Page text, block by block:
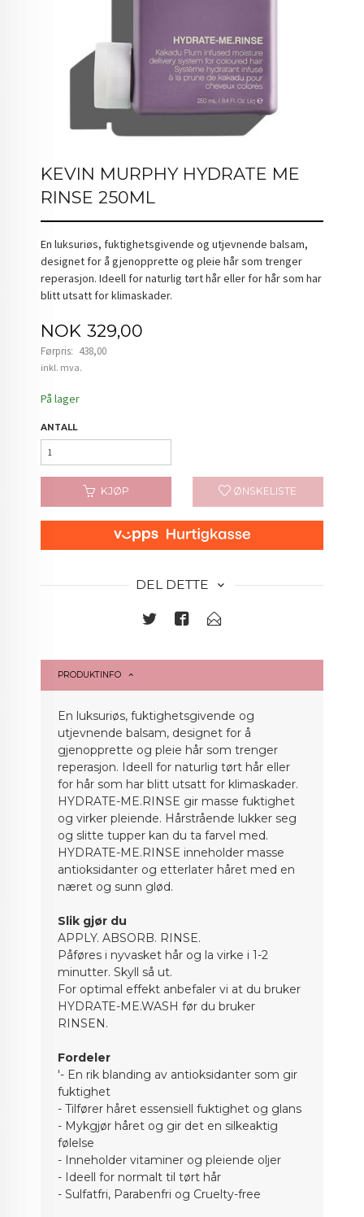
KEVIN MURPHY HYDRATE ME
RINSE 250ML
En luksuriøs, fuktighetsgivende og utjevnende balsam,
designet for å gjenopprette og pleie hår som trenger
reperasjon. Ideell for naturlig tørt hår eller for hår som har
blitt utsatt for klimaskader.
Tilbud
NOK 329,00
Førpris: 438,00
Rabatt
inkl. mva.
På lager
ANTALL
KJØP ØNSKELISTE
DEL DETTE
PRODUKTINFO
En luksuriøs, fuktighetsgivende og
utjevnende balsam, designet for å
gjenopprette og pleie hår som trenger
reperasjon. Ideell for naturlig tørt hår eller
for hår som har blitt utsatt for klimaskader.
HYDRATE-ME.RINSE gir masse fuktighet
og virker pleiende. Hårstrående lukker seg
og slitte tupper kan du ta farvel med.
HYDRATE-ME.RINSE inneholder masse
antioksidanter og etterlater håret med en
næret og sunn glød.
Slik gjør du
APPLY. ABSORB. RINSE.
Påføres i nyvasket hår og la virke i 1-2
minutter. Skyll så ut.
For optimal effekt anbefaler vi at du bruker
HYDRATE-ME.WASH før du bruker
RINSEN.
Fordeler
'- En rik blanding av antioksidanter som gir
fuktighet
- Tilfører håret essensiell fuktighet og glans
- Mykgjør håret og gir det en silkeaktig
følelse
- Inneholder vitaminer og pleiende oljer
- Ideell for normalt til tørt hår
- Sulfatfri, Parabenfri og Cruelty-free